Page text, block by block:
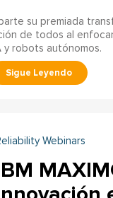
su premiada
de todos al
y robots autónomos.
Webinars